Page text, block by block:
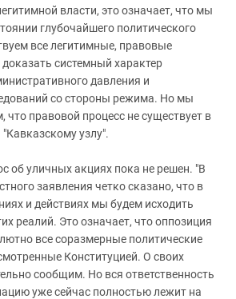
власти, это означает, что мы
глубочайшего политического
все легитимные, правовые
системный характер
давления и
со стороны режима. Но мы
что правовой процесс не существует в
"Кавказскому узлу".
об уличных акциях пока не решен. "В
заявления четко сказано, что в
и действиях мы будем исходить
реалий. Это означает, что оппозиция
все соразмерные политические
Конституцией. О своих
сообщим. Но вся ответственность
уже сейчас полностью лежит на